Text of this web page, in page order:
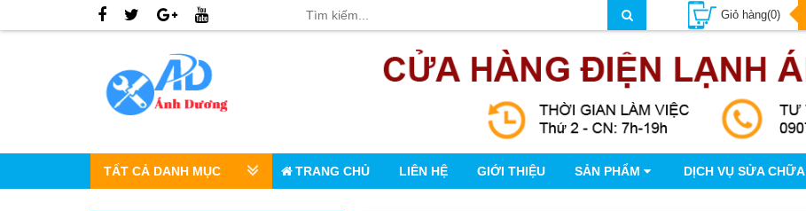
Giỏ hàng(0)
TẤT CẢ DANH MỤC TRANG CHỦ LIÊN HỆ GIỚI THIỆU SẢN PHẨM DỊCH VỤ SỬA CHỮA